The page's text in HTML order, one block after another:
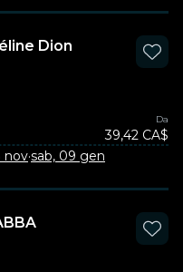
Dion
Da
39,42 CA$
nov·sab, 09 gen